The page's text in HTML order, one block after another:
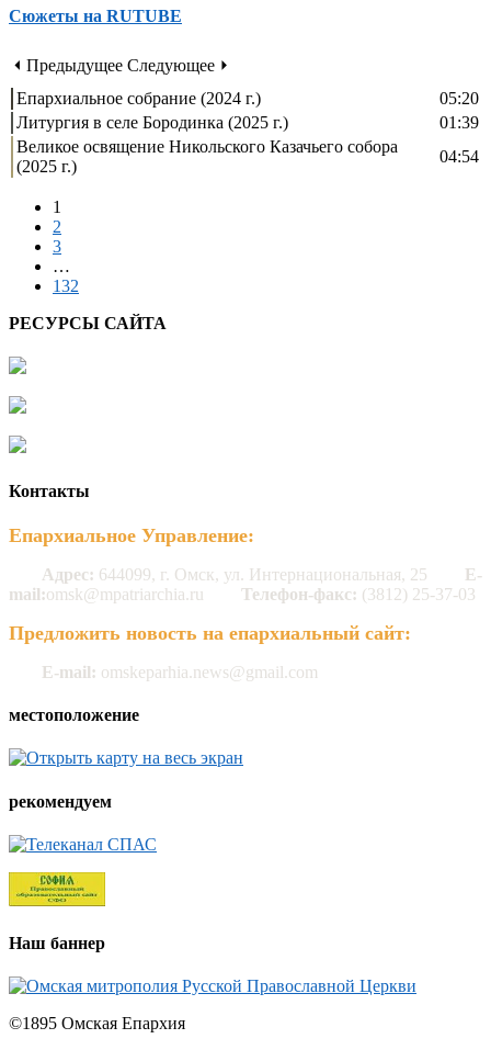
Сюжеты на RUTUBE
⏴ Предыдущее Следующее ⏵
Епархиальное собрание (2024 г.)
05:20
Литургия в селе Бородинка (2025 г.)
01:39
Великое освящение Никольского Казачьего собора
(2025 г.)
04:54
1
2
3
…
132
РЕСУРСЫ САЙТА
Контакты
Епархиальное Управление:
Адрес: 644099, г. Омск, ул. Интернациональная, 25
E-
mail:omsk@mpatriarchia.ru Телефон-факс: (3812) 25-37-03
Предложить новость на епархиальный сайт:
E-mail: omskeparhia.news@gmail.com
местоположение
рекомендуем
Наш баннер
©1895 Омская Епархия